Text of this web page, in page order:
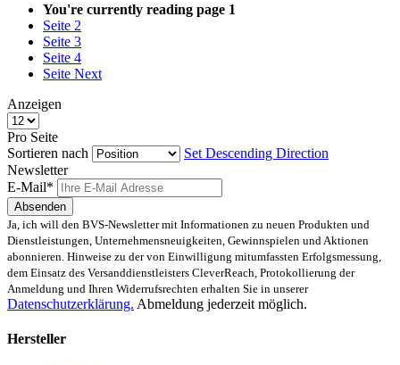
You're currently reading page 1
Seite 2
Seite 3
Seite 4
Seite Next
Anzeigen
Pro Seite
Sortieren nach
Set Descending Direction
Newsletter
E-Mail*
Absenden
Ja, ich will den BVS-Newsletter mit Informationen zu neuen Produkten und
Dienstleistungen, Unternehmensneuigkeiten, Gewinnspielen und Aktionen
abonnieren. Hinweise zu der von Einwilligung mitumfassten Erfolgsmessung,
dem Einsatz des Versanddienstleisters CleverReach, Protokollierung der
Anmeldung und Ihren Widerrufsrechten erhalten Sie in unserer
Datenschutzerklärung. Abmeldung jederzeit möglich.
Hersteller